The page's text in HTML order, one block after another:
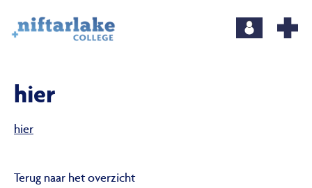
hier
hier
Terug naar het overzicht